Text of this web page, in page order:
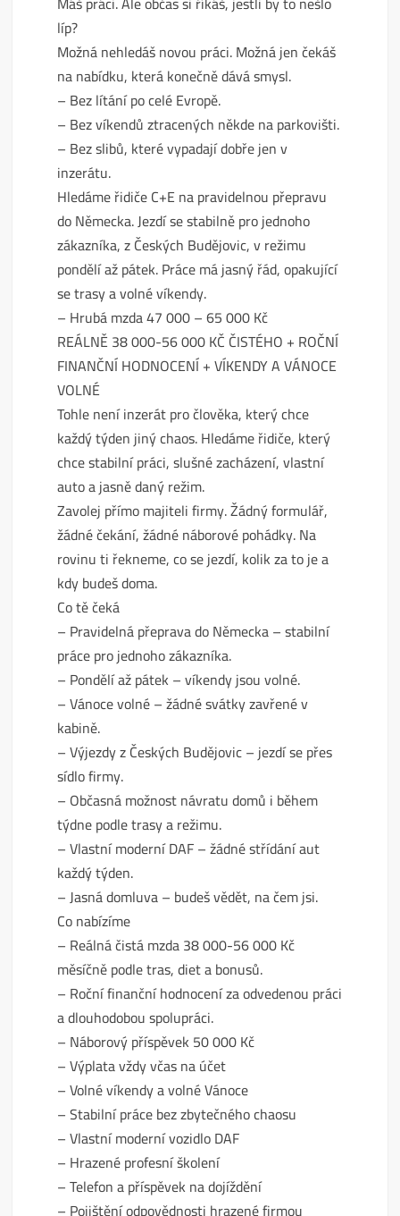
líp?
Možná nehledáš novou práci. Možná jen čekáš
na nabídku, která konečně dává smysl.
– Bez lítání po celé Evropě.
– Bez víkendů ztracených někde na parkovišti.
– Bez slibů, které vypadají dobře jen v
inzerátu.
Hledáme řidiče C+E na pravidelnou přepravu
do Německa. Jezdí se stabilně pro jednoho
zákazníka, z Českých Budějovic, v režimu
pondělí až pátek. Práce má jasný řád, opakující
se trasy a volné víkendy.
– Hrubá mzda 47 000 – 65 000 Kč
REÁLNĚ 38 000-56 000 KČ ČISTÉHO + ROČNÍ
FINANČNÍ HODNOCENÍ + VÍKENDY A VÁNOCE
VOLNÉ
Tohle není inzerát pro člověka, který chce
každý týden jiný chaos. Hledáme řidiče, který
chce stabilní práci, slušné zacházení, vlastní
auto a jasně daný režim.
Zavolej přímo majiteli firmy. Žádný formulář,
žádné čekání, žádné náborové pohádky. Na
rovinu ti řekneme, co se jezdí, kolik za to je a
kdy budeš doma.
Co tě čeká
– Pravidelná přeprava do Německa – stabilní
práce pro jednoho zákazníka.
– Pondělí až pátek – víkendy jsou volné.
– Vánoce volné – žádné svátky zavřené v
kabině.
– Výjezdy z Českých Budějovic – jezdí se přes
sídlo firmy.
– Občasná možnost návratu domů i během
týdne podle trasy a režimu.
– Vlastní moderní DAF – žádné střídání aut
každý týden.
– Jasná domluva – budeš vědět, na čem jsi.
Co nabízíme
– Reálná čistá mzda 38 000-56 000 Kč
měsíčně podle tras, diet a bonusů.
– Roční finanční hodnocení za odvedenou práci
a dlouhodobou spolupráci.
– Náborový příspěvek 50 000 Kč
– Výplata vždy včas na účet
– Volné víkendy a volné Vánoce
– Stabilní práce bez zbytečného chaosu
– Vlastní moderní vozidlo DAF
– Hrazené profesní školení
– Telefon a příspěvek na dojíždění
– Pojištění odpovědnosti hrazené firmou